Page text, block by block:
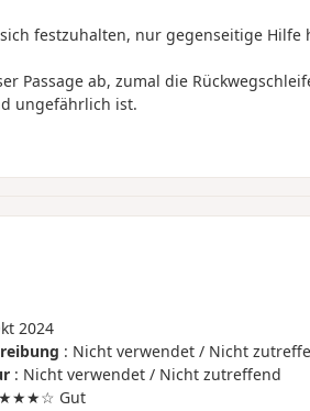
festzuhalten, nur gegenseitige Hilfe
Passage ab, zumal die
ungefährlich ist.
2024
: Nicht verwendet / Nicht
: Nicht verwendet / Nicht zutreffend
Gut